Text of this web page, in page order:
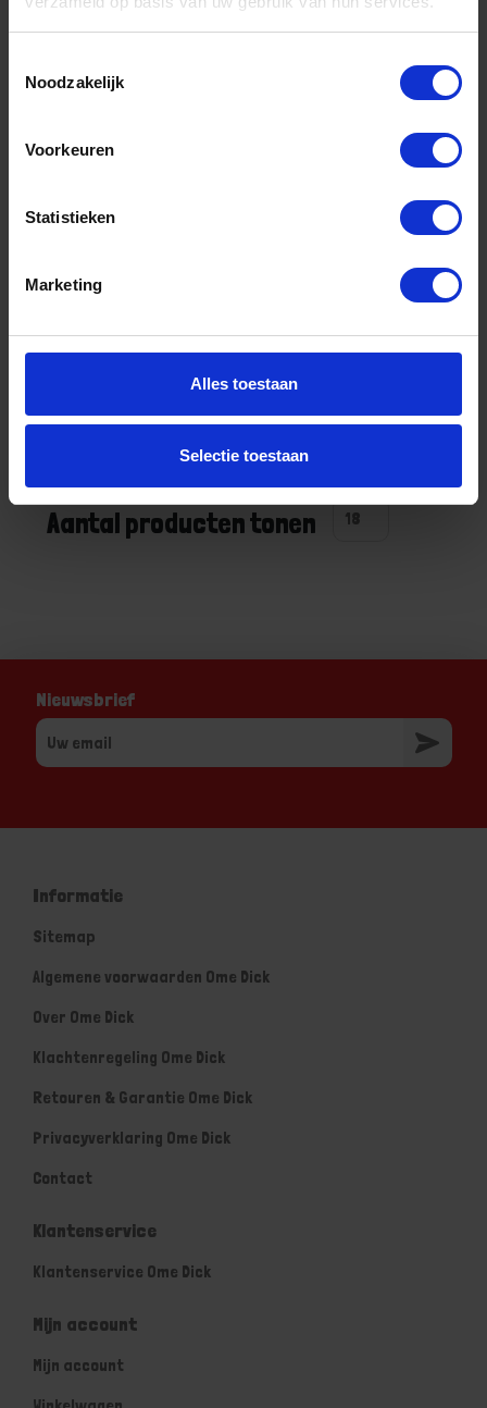
Noodzakelijk
Voorkeuren
Statistieken
Marketing
Alles toestaan
Selectie toestaan
3L
Artikelnummer merk: 4103810075230
€ 19,65 incl. BTW
Stuk
Bestel nu!
Aantal producten tonen
Nieuwsbrief
Informatie
Sitemap
Algemene voorwaarden Ome Dick
Over Ome Dick
Klachtenregeling Ome Dick
Retouren & Garantie Ome Dick
Privacyverklaring Ome Dick
Contact
Klantenservice
Klantenservice Ome Dick
Mijn account
Mijn account
Winkelwagen